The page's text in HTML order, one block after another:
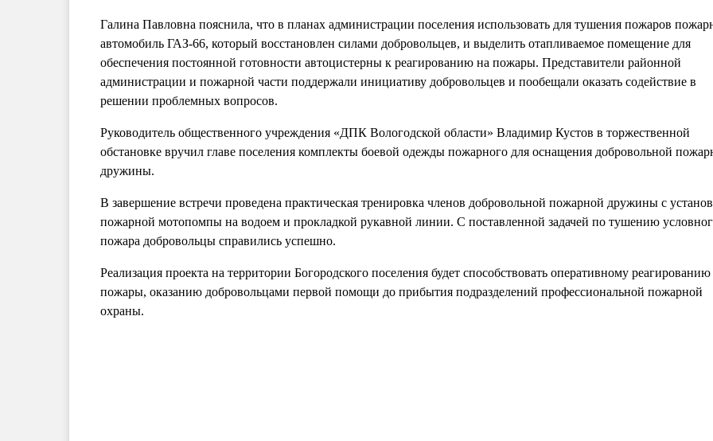
Галина Павловна пояснила, что в планах администрации поселения использовать для тушения пожаров
автомобиль ГАЗ-66, который восстановлен силами добровольцев, и выделить отапливаемое помещение для
обеспечения постоянной готовности автоцистерны к реагированию на пожары. Представители районной
администрации и пожарной части поддержали инициативу добровольцев и пообещали оказать содействие в
решении проблемных вопросов.
Руководитель общественного учреждения «ДПК Вологодской области» Владимир Кустов в торжественной
обстановке вручил главе поселения комплекты боевой одежды пожарного для оснащения добровольной
дружины.
В завершение встречи проведена практическая тренировка членов добровольной пожарной дружины с
пожарной мотопомпы на водоем и прокладкой рукавной линии. С поставленной задачей по тушению
пожара добровольцы справились успешно.
Реализация проекта на территории Богородского поселения будет способствовать оперативному
пожары, оказанию добровольцами первой помощи до прибытия подразделений профессиональной пожарной
охраны.